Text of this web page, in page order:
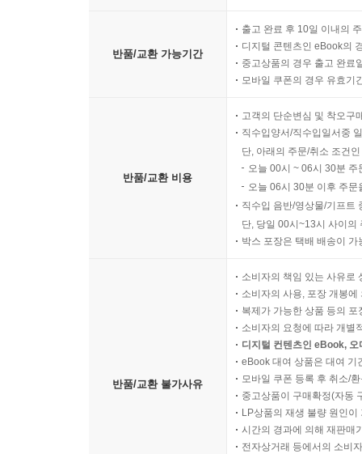
반품/교환 가능기간
출고 완료 후 10일 이내의
디지털 콘텐츠인 eBook의
중고상품의 경우 출고 완료
모바일 쿠폰의 경우 유효기
반품/교환 비용
고객의 단순변심 및 착오구
직수입양서/직수입일서중
단, 아래의 주문/취소 조건
오늘 00시 ~ 06시 30분
오늘 06시 30분 이후 주
직수입 음반/영상물/기프트
단, 당일 00시~13시 사이의
박스 포장은 택배 배송이
반품/교환 불가사유
소비자의 책임 있는 사유로
소비자의 사용, 포장 개봉
복제가 가능한 상품 등의
소비자의 요청에 따라 개별
디지털 컨텐츠인 eBook,
eBook 대여 상품은 대여 기
모바일 쿠폰 등록 후 취소/
중고상품이 구매확정(자동
LP상품의 재생 불량 원인
시간의 경과에 의해 재판매
전자상거래 등에서의 소비